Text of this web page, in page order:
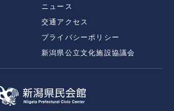
ニュース
交通アクセス
プライバシーポリシー
新潟県公立文化施設協議会